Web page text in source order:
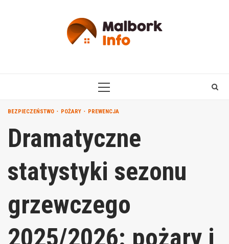
PRIMARY
BEZPIECZEŃSTWO POŻARY PREWENCJA
Dramatyczne
statystyki sezonu
grzewczego
2025/2026: pożary i